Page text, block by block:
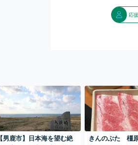
応
【男鹿市】日本海を望む絶
きんのぶた 橿